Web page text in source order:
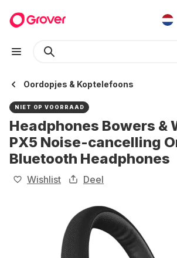
Oordopjes & Koptelefoons
NIET OP VOORRAAD
Headphones Bowers &
PX5 Noise-cancelling
Bluetooth Headphones
Wishlist Deel